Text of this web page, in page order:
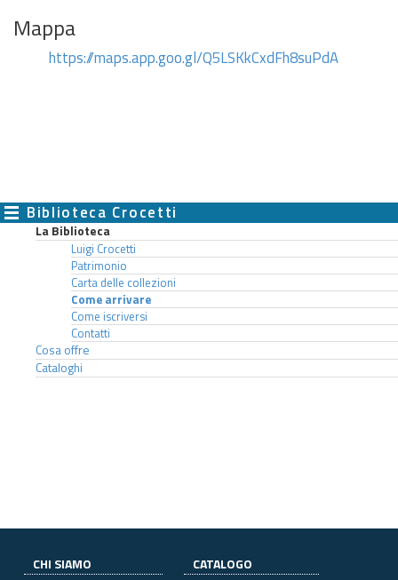
Mappa
https://maps.app.goo.gl/Q5LSKkCxdFh8suPdA
Biblioteca Crocetti
La Biblioteca
Luigi Crocetti
Patrimonio
Carta delle collezioni
Come arrivare
Come iscriversi
Contatti
Cosa offre
Cataloghi
CHI SIAMO
CATALOGO